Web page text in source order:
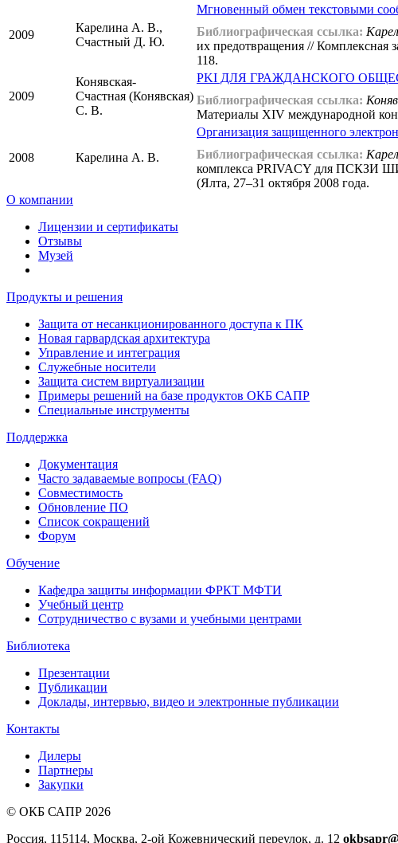
2009
Карелина А. В.,
Счастный Д. Ю.
Мгновенный обмен текстовыми
Библиографическая ссылка:
их предотвращения //
118.
2009
Конявская-
Счастная (Конявская)
С. В.
PKI ДЛЯ ГРАЖДАНСКОГО
Библиографическая ссылка:
Материалы XIV международной
2008 Карелина А. В.
Организация защищенного
Библиографическая ссылка:
комплекса PRIVACY для ПСКЗИ
(Ялта, 27–31 октября 2008 года.
О компании
Лицензии и сертификаты
Отзывы
Музей
Продукты и решения
Защита от несанкционированного доступа к ПК
Новая гарвардская архитектура
Управление и интеграция
Служебные носители
Защита систем виртуализации
Примеры решений на базе продуктов ОКБ САПР
Специальные инструменты
Поддержка
Документация
Часто задаваемые вопросы (FAQ)
Совместимость
Обновление ПО
Список сокращений
Форум
Обучение
Кафедра защиты информации ФРКТ МФТИ
Учебный центр
Сотрудничество с вузами и учебными центрами
Библиотека
Презентации
Публикации
Доклады, интервью, видео и электронные публикации
Контакты
Дилеры
Партнеры
Закупки
© ОКБ САПР 2026
Россия, 115114, Москва, 2-ой Кожевнический переулок, д. 12